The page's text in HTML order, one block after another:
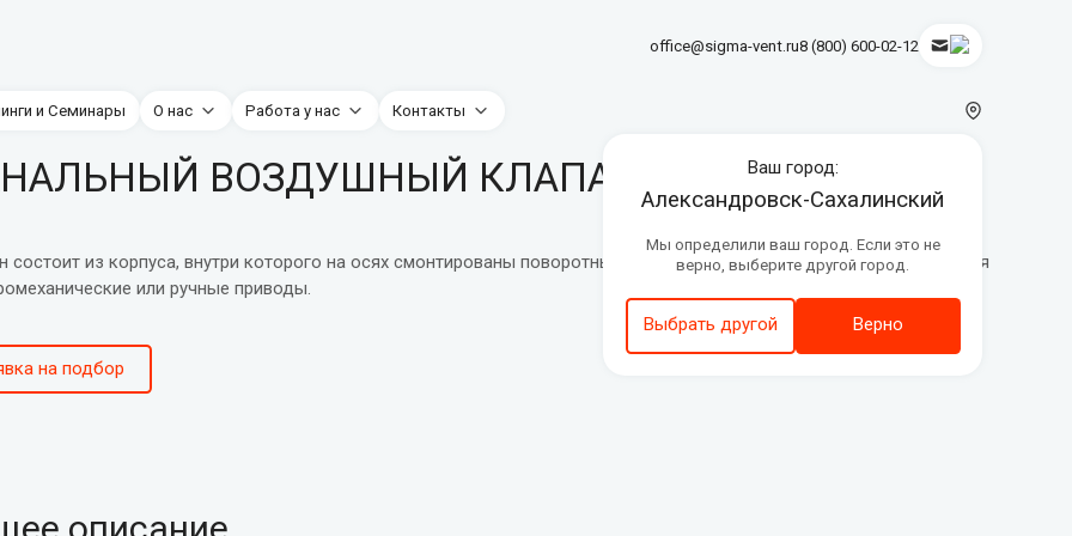
office@sigma-vent.ru8 (800) 600-02-12
и Семинары О нас Работа у нас Контакты
Ваш город:
Александровск-Сахалинский
Мы определили ваш город. Если это не
верно, выберите другой город.
Выбрать другой Верно
ВОЗДУШНЫЙ КЛАПАН КВУ-КК
состоит из корпуса, внутри которого на осях смонтированы поворотные лопатки. В качестве привода используются
или ручные приводы.
на подбор